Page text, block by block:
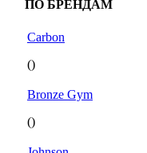
ПО БРЕНДАМ
Carbon
()
Bronze Gym
()